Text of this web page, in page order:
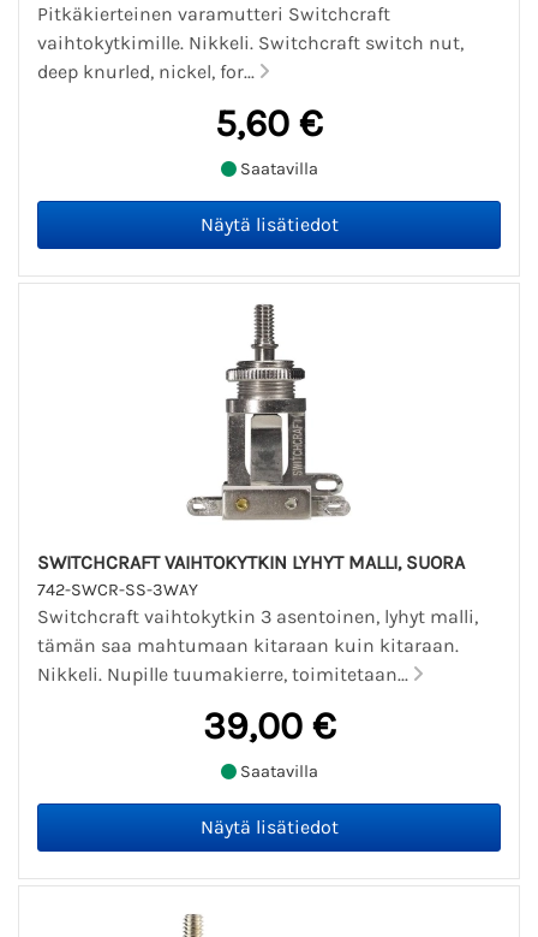
Pitkäkierteinen varamutteri Switchcraft
vaihtokytkimille. Nikkeli. Switchcraft switch nut,
deep knurled, nickel, for...
5,60 €
Saatavilla
SWITCHCRAFT VAIHTOKYTKIN LYHYT MALLI, SUORA
742-SWCR-SS-3WAY
Switchcraft vaihtokytkin 3 asentoinen, lyhyt malli,
tämän saa mahtumaan kitaraan kuin kitaraan.
Nikkeli. Nupille tuumakierre, toimitetaan...
39,00 €
Saatavilla